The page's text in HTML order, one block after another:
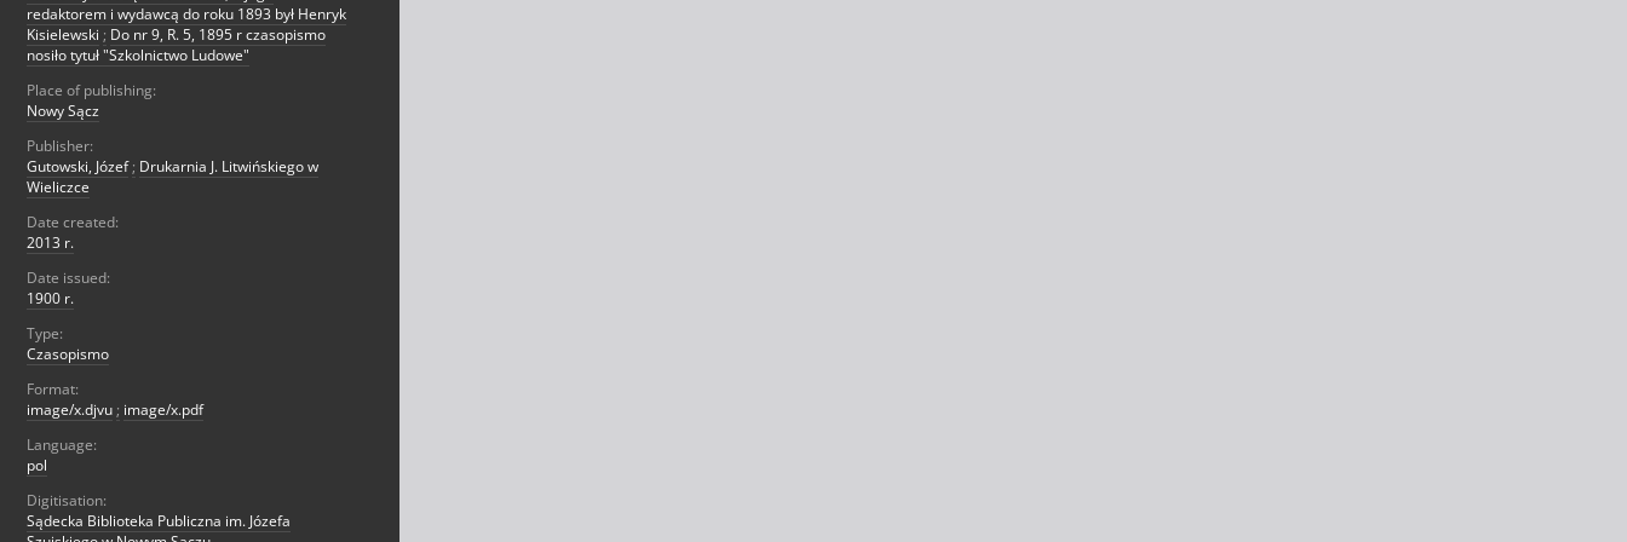
redaktorem i wydawcą do roku 1893 był Henryk
Kisielewski ; Do nr 9, R. 5, 1895 r czasopismo
nosiło tytuł "Szkolnictwo Ludowe"
Place of publishing:
Nowy Sącz
Publisher:
Gutowski, Józef ; Drukarnia J. Litwińskiego w
Wieliczce
Date created:
2013 r.
Date issued:
1900 r.
Type:
Czasopismo
Format:
image/x.djvu ; image/x.pdf
Language:
pol
Digitisation:
Sądecka Biblioteka Publiczna im. Józefa